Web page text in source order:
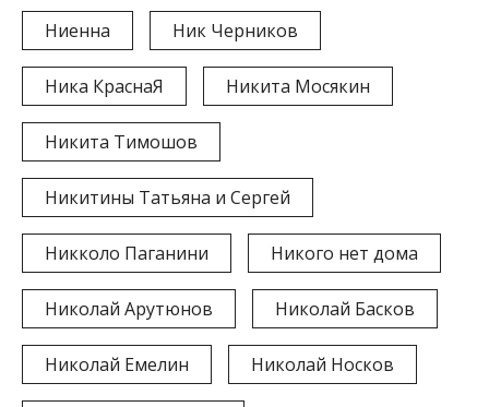
Ниенна Ник Черников
Ника КраснаЯ Никита Мосякин
Никита Тимошов
Никитины Татьяна и Сергей
Никколо Паганини Никого нет дома
Николай Арутюнов Николай Басков
Николай Емелин Николай Носков